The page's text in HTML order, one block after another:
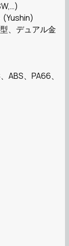
(Yushin)
、デュアル金
ABS、PA66、